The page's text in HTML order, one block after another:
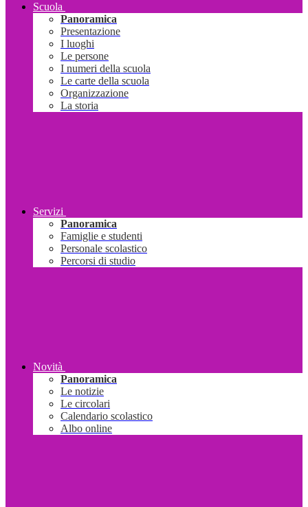
Scuola
Panoramica
Presentazione
I luoghi
Le persone
I numeri della scuola
Le carte della scuola
Organizzazione
La storia
Servizi
Panoramica
Famiglie e studenti
Personale scolastico
Percorsi di studio
Novità
Panoramica
Le notizie
Le circolari
Calendario scolastico
Albo online